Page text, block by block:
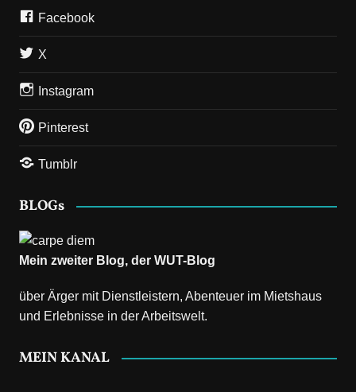
Facebook
X
Instagram
Pinterest
Tumblr
BLOGs
Mein zweiter Blog, der WUT-Blog
über Ärger mit Dienstleistern, Abenteuer im Mietshaus
und Erlebnisse in der Arbeitswelt.
MEIN KANAL